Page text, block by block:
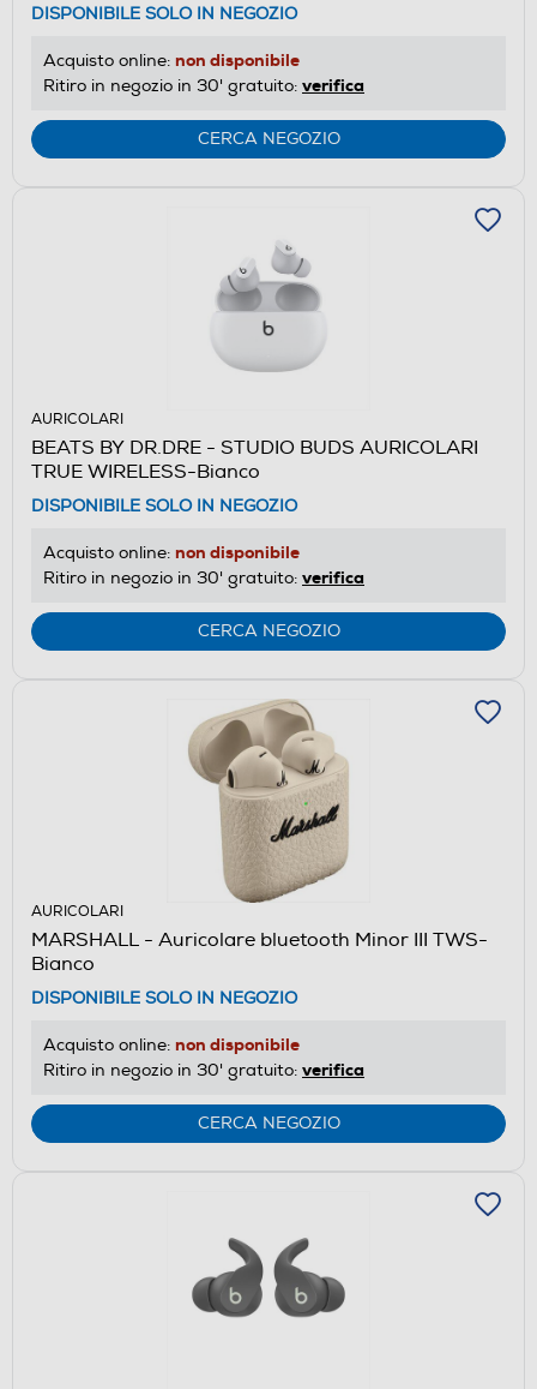
DISPONIBILE SOLO IN NEGOZIO
Acquisto online: non disponibile
Ritiro in negozio in 30' gratuito: verifica
CERCA NEGOZIO
AURICOLARI
BEATS BY DR.DRE - STUDIO BUDS AURICOLARI
TRUE WIRELESS-Bianco
DISPONIBILE SOLO IN NEGOZIO
Acquisto online: non disponibile
Ritiro in negozio in 30' gratuito: verifica
CERCA NEGOZIO
AURICOLARI
MARSHALL - Auricolare bluetooth Minor III TWS-
Bianco
DISPONIBILE SOLO IN NEGOZIO
Acquisto online: non disponibile
Ritiro in negozio in 30' gratuito: verifica
CERCA NEGOZIO